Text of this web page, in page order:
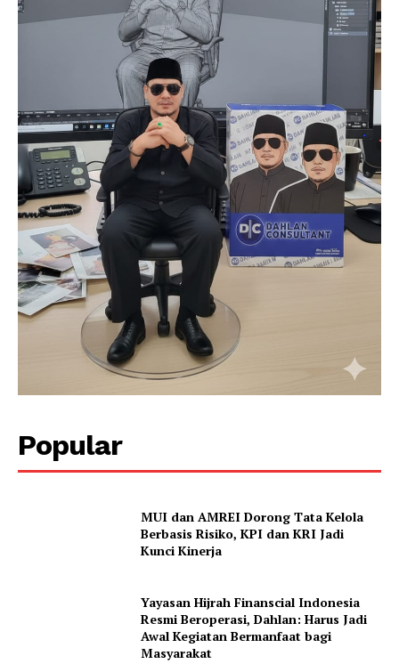
Popular
MUI dan AMREI Dorong Tata Kelola
Berbasis Risiko, KPI dan KRI Jadi
Kunci Kinerja
Yayasan Hijrah Finanscial Indonesia
Resmi Beroperasi, Dahlan: Harus Jadi
Awal Kegiatan Bermanfaat bagi
Masyarakat